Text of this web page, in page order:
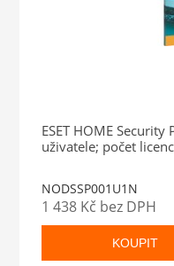
ESET HOME
uživatele; počet
NODSSP001U1N
1 438 Kč bez DPH
KOUPIT